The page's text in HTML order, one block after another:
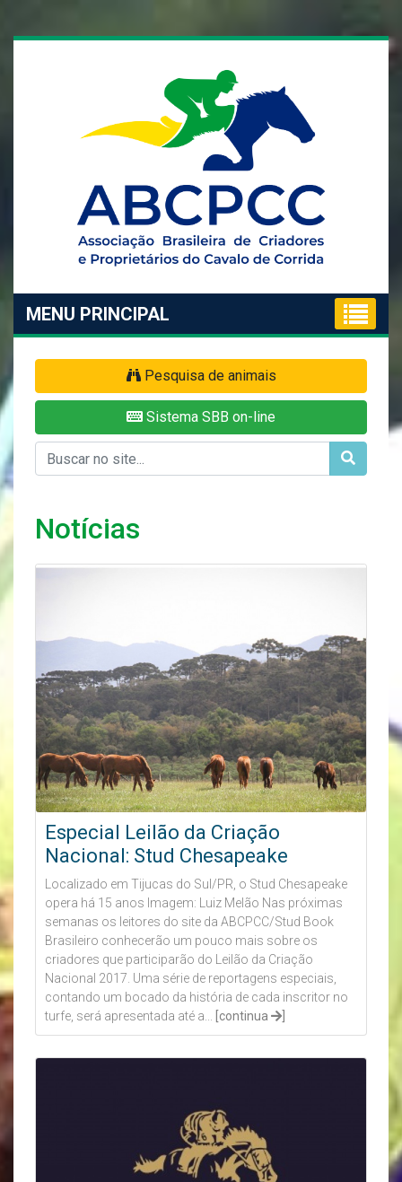
MENU PRINCIPAL
Pesquisa de animais
Sistema SBB on-line
Notícias
Especial Leilão da Criação
Nacional: Stud Chesapeake
Localizado em Tijucas do Sul/PR, o Stud Chesapeake
opera há 15 anos Imagem: Luiz Melão Nas próximas
semanas os leitores do site da ABCPCC/Stud Book
Brasileiro conhecerão um pouco mais sobre os
criadores que participarão do Leilão da Criação
Nacional 2017. Uma série de reportagens especiais,
contando um bocado da história de cada inscritor no
turfe, será apresentada até a... [continua